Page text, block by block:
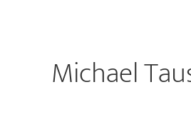
Michael